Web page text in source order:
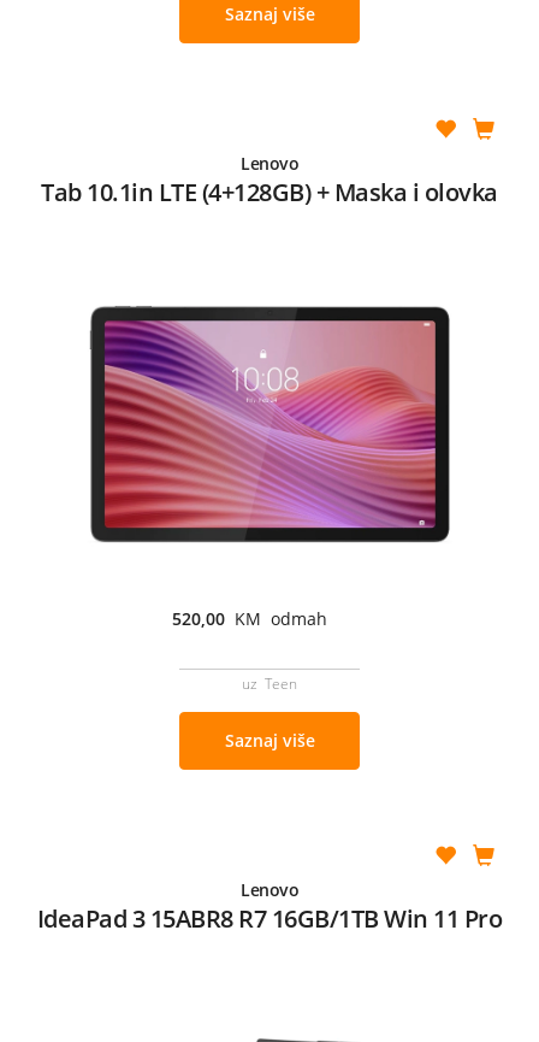
Saznaj više
Lenovo
Tab 10.1in LTE (4+128GB) + Maska i olovka
520,00 KM odmah
uz Teen
Saznaj više
Lenovo
IdeaPad 3 15ABR8 R7 16GB/1TB Win 11 Pro